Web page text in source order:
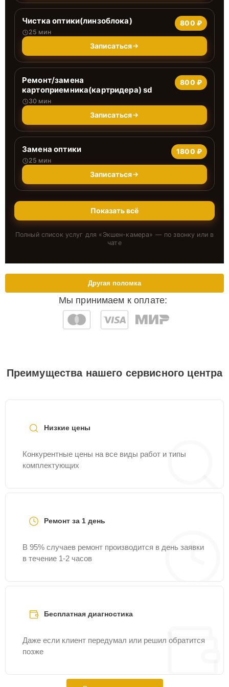
Чистка оптики(линзоблока)
25 мин
800 ₽
Записаться
Ремонт/замена
картоприемника(картридера) sd
30 мин
800 ₽
Записаться
Замена оптики
25 мин
1800 ₽
Записаться
Показать всё
Полный список услуг для « Экшен-камера» — по звонку или в
чате
Мы принимаем к оплате:
Другая поломка
Преимущества нашего сервисного центра
Низкие цены
Конкурентные цены на все виды работ и типы
комплектующих
Ремонт за 1 день
В 95% случаев ремонт производится в день заявки
в течение 1-2 часов
Бесплатная диагностика
Даже если клиент передумал или решил обратится
позже